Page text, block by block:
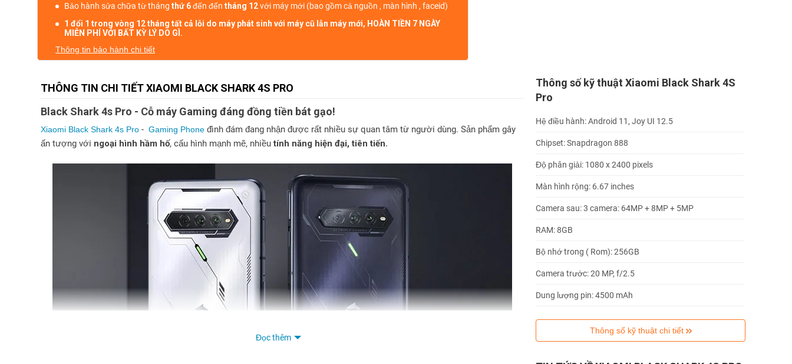
Bảo hành sửa chữa từ tháng thứ 6đến đến tháng 12với máy mới (bao gồm cả nguồn , màn hình , faceid)
1 đổi 1 trong vòng 12 tháng tất cả lỗi do máy phát sinh với máy cũ lẫn máy mới, HOÀN TIỀN 7 NGÀY
MIỄN PHÍ VỚI BẤT KỲ LÝ DO GÌ.
Thông tin bảo hành chi tiết
THÔNG TIN CHI TIẾT XIAOMI BLACK SHARK 4S PRO
Black Shark 4s Pro - Cỗ máy Gaming đáng đồng tiền bát gạo!
Xiaomi Black Shark 4s Pro - Gaming Phone đình đám đang nhận được rất nhiều sự quan tâm từ người dùng. Sản phẩm gây
ấn tượng với ngoại hình hầm hố, cấu hình mạnh mẽ, nhiềutính năng hiện đại, tiên tiến.
Đọc thêm
Thông số kỹ thuật Xiaomi Black Shark 4S
Pro
Hệ điều hành: Android 11, Joy UI 12.5
Chipset: Snapdragon 888
Độ phân giải: 1080 x 2400 pixels
Màn hình rộng: 6.67 inches
Camera sau: 3 camera: 64MP + 8MP + 5MP
RAM: 8GB
Bộ nhớ trong ( Rom): 256GB
Camera trước: 20 MP, f/2.5
Dung lượng pin: 4500 mAh
Thông số kỹ thuật chi tiết